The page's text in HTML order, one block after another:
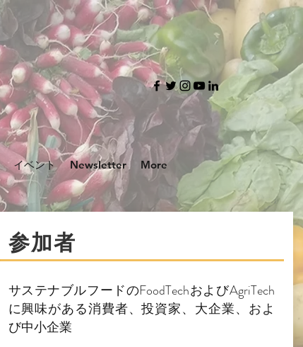
イベント Newsletter More
参加者
サステナブルフードのFoodTechおよびAgriTech
に興味がある消費者、投資家、大企業、およ
び中小企業